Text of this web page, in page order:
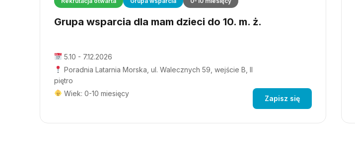
Grupa wsparcia dla mam dzieci do 10. m. ż.
5.10 - 7.12.2026
Poradnia Latarnia Morska, ul. Walecznych 59, wejście B, II
piętro
Wiek: 0-10 miesięcy
Zapisz się